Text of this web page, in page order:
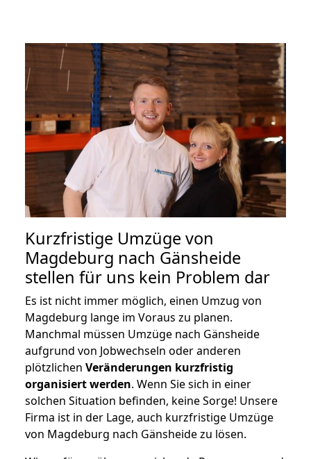
Kurzfristige Umzüge von
Magdeburg nach Gänsheide
stellen für uns kein Problem dar
Es ist nicht immer möglich, einen Umzug von
Magdeburg lange im Voraus zu planen.
Manchmal müssen Umzüge nach Gänsheide
aufgrund von Jobwechseln oder anderen
plötzlichen Veränderungen kurzfristig
organisiert werden. Wenn Sie sich in einer
solchen Situation befinden, keine Sorge! Unsere
Firma ist in der Lage, auch kurzfristige Umzüge
von Magdeburg nach Gänsheide zu lösen.